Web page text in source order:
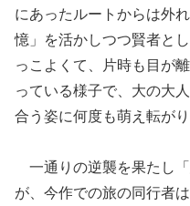
にあったルートからは外
憶」を活かしつつ賢者と
っこよくて、片時も目が
っている様子で、大の大
合う姿に何度も萌え転がり
一通りの逆襲を果たし
が、今作での旅の同行者